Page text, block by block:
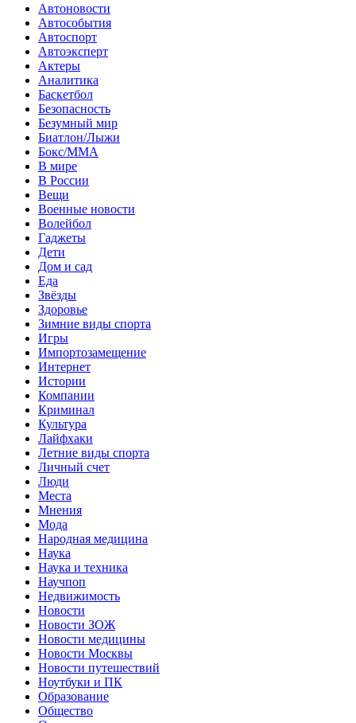
Автоновости
Автособытия
Автоспорт
Автоэксперт
Актеры
Аналитика
Баскетбол
Безопасность
Безумный мир
Биатлон/Лыжи
Бокс/MMA
В мире
В России
Вещи
Военные новости
Волейбол
Гаджеты
Дети
Дом и сад
Еда
Звёзды
Здоровье
Зимние виды спорта
Игры
Импортозамещение
Интернет
Истории
Компании
Криминал
Культура
Лайфхаки
Летние виды спорта
Личный счет
Люди
Места
Мнения
Мода
Народная медицина
Наука
Наука и техника
Научпоп
Недвижимость
Новости
Новости ЗОЖ
Новости медицины
Новости Москвы
Новости путешествий
Ноутбуки и ПК
Образование
Общество